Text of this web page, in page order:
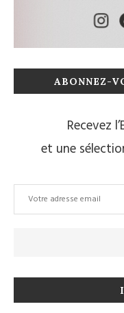
ABONNEZ-
Recevez
et une